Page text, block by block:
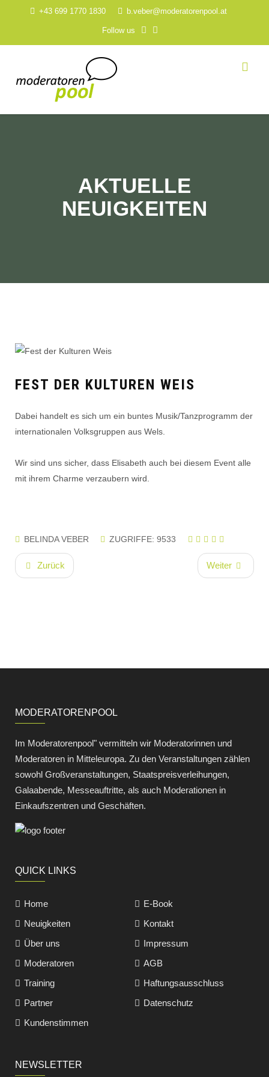
+43 699 1770 1830 b.veber@moderatorenpool.at
Follow us
AKTUELLE
NEUIGKEITEN
FEST DER KULTUREN WEIS
Dabei handelt es sich um ein buntes Musik/Tanzprogramm der
internationalen Volksgruppen aus Wels.
Wir sind uns sicher, dass Elisabeth auch bei diesem Event alle
mit ihrem Charme verzaubern wird.
BELINDA VEBER ZUGRIFFE: 9533
Zurück Weiter
MODERATORENPOOL
Im Moderatorenpool" vermitteln wir Moderatorinnen und
Moderatoren in Mitteleuropa. Zu den Veranstaltungen zählen
sowohl Großveranstaltungen, Staatspreisverleihungen,
Galaabende, Messeauftritte, als auch Moderationen in
Einkaufszentren und Geschäften.
QUICK LINKS
Home
E-Book
Neuigkeiten
Kontakt
Über uns
Impressum
Moderatoren
AGB
Training
Haftungsausschluss
Partner
Datenschutz
Kundenstimmen
NEWSLETTER